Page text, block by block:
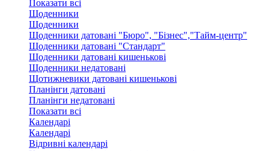
Показати всі
Щоденники
Щоденники
Щоденники датовані "Бюро", "Бізнес","Тайм-центр"
Щоденники датовані "Стандарт"
Щоденники датовані кишенькові
Щоденники недатовані
Щотижневики датовані кишенькові
Планінги датовані
Планінги недатовані
Показати всі
Календарі
Календарі
Відривні календарі